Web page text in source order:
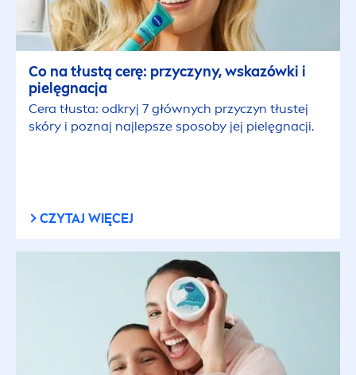
Co na tłustą cerę: przyczyny, wskazówki i
pielęgnacja
Cera tłusta: odkryj 7 głównych przyczyn tłustej
skóry i poznaj najlepsze sposoby jej pielęgnacji.
CZYTAJ WIĘCEJ